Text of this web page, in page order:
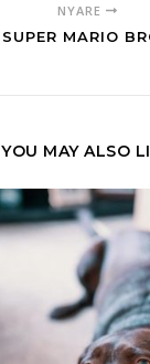
NYARE
SUPER MARIO
YOU MAY ALSO